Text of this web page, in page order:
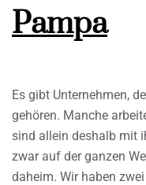
Pampa
Es gibt Unternehmen,
gehören. Manche
sind allein deshalb mit
zwar auf der ganzen
daheim. Wir haben